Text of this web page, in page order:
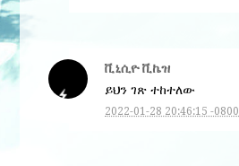
ቪኒሲዮ ቪኬዝ
ይህን ገጽ ተከተለው
2022-01-28 20:46:15 -0800